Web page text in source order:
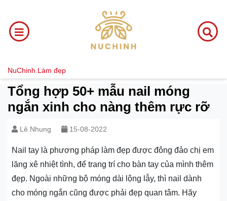
NuChinh Làm đẹp
Tổng hợp 50+ mẫu nail móng
ngắn xinh cho nàng thêm rực rỡ
Lê Nhung 15-08-2022
Nail tay là phương pháp làm đẹp được đông đảo chị em
lăng xê nhiệt tình, để trang trí cho bàn tay của mình thêm
đẹp. Ngoài những bộ móng dài lộng lẫy, thì nail dành
cho móng ngắn cũng được phải đẹp quan tâm. Hãy